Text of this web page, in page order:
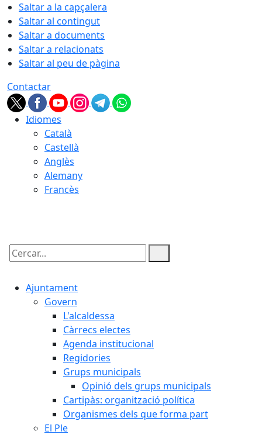
Saltar a la capçalera
Saltar al contingut
Saltar a documents
Saltar a relacionats
Saltar al peu de pàgina
Contactar
Idiomes
Català
Castellà
Anglès
Alemany
Francès
Cercar:
Ajuntament
Govern
L'alcaldessa
Càrrecs electes
Agenda institucional
Regidories
Grups municipals
Opinió dels grups municipals
Cartipàs: organització política
Organismes dels que forma part
El Ple